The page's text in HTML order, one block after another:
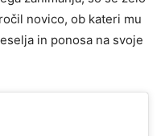
novico, ob kateri mu
in ponosa na svoje